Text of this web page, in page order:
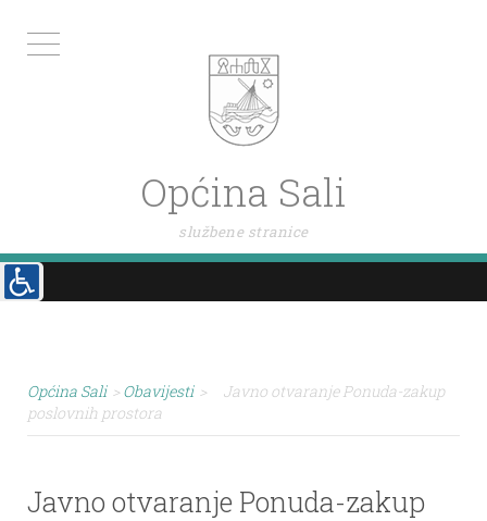
Općina Sali
službene stranice
Općina Sali > Obavijesti >
Javno otvaranje Ponuda-zakup
poslovnih prostora
Javno otvaranje Ponuda-zakup